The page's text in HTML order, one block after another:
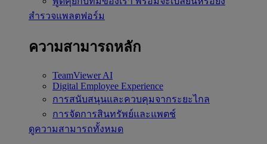
สำรวจแพลตฟอร์ม
ความสามารถหลัก
TeamViewer AI
Digital Employee Experience
การสนับสนุนและควบคุมจากระยะไกล
การจัดการสินทรัพย์และแพตช์
ดูความสามารถทั้งหมด